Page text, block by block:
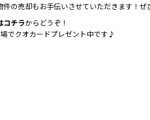
件の売却もお手伝いさせていただきます！
コチラからどうぞ！
でクオカードプレゼント中です♪